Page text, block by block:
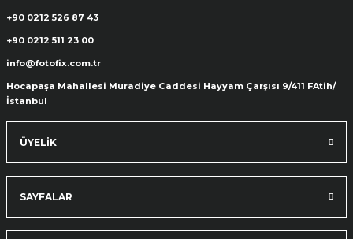
+90 0212 526 87 43
+90 0212 511 23 00
info@fotofix.com.tr
Hocapaşa Mahallesi Muradiye Caddesi Hayyam Çarşısı 9/411 FAtih/
İstanbul
ÜYELİK
SAYFALAR